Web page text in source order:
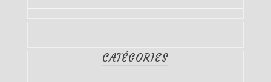
CATÉGORIES